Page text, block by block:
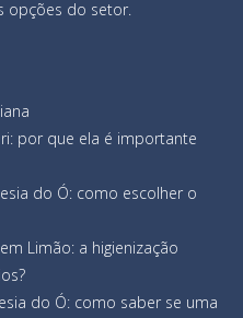
opções do setor.
por que ela é importante
do Ó: como escolher o
Limão: a higienização
do Ó: como saber se uma